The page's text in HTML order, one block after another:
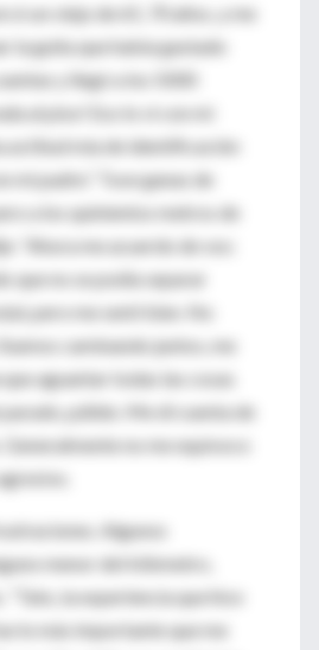
un viejo de 65, 70 años, y me
la guita que había gastado
y llegó a los 5000
al piso! Eso lo vi con mi
actitud mía de identificación
mi padre.” Tuve ganas de
a los quinientos metros de
“Ahora me acuerdo de vos:
que no se podía separar
pero me sentí bien. No
caminando juntos, me
aguantar todas las cosas
parado, pálido. Me di cuenta de
no me equivoco
Algunos
menor del kilómetro,
“Tato, la experiencia que hice
lo más importante que me